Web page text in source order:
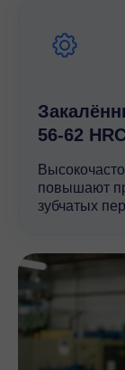
56-62
повышают
зубчатых